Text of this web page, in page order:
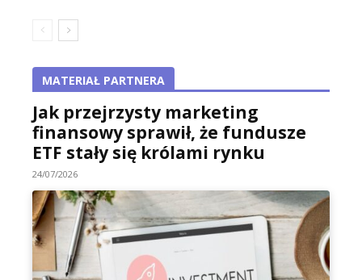
MATERIAŁ PARTNERA
Jak przejrzysty marketing
finansowy sprawił, że fundusze
ETF stały się królami rynku
24/07/2026